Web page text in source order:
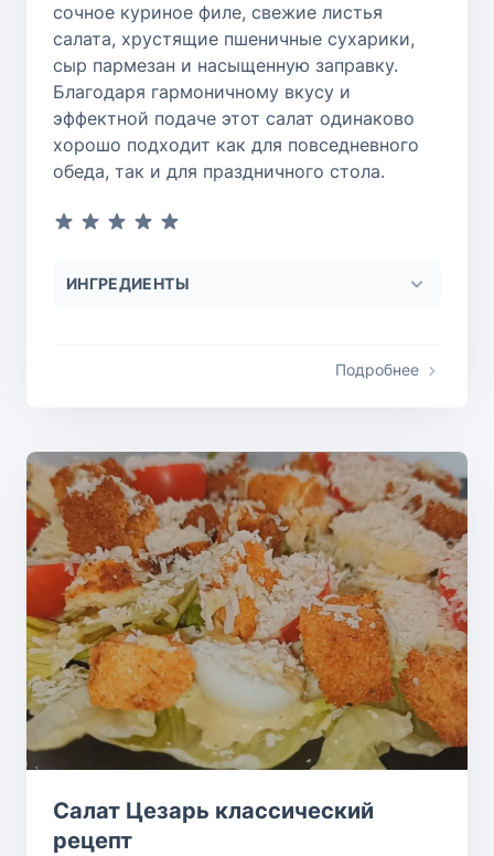
сочное куриное филе, свежие листья
салата, хрустящие пшеничные сухарики,
сыр пармезан и насыщенную заправку.
Благодаря гармоничному вкусу и
эффектной подаче этот салат одинаково
хорошо подходит как для повседневного
обеда, так и для праздничного стола.
ИНГРЕДИЕНТЫ
Подробнее
Салат Цезарь классический
рецепт